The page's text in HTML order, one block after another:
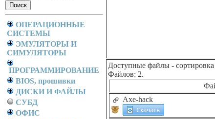
ОПЕРАЦИОННЫЕ
СИСТЕМЫ
ЭМУЛЯТОРЫ И
СИМУЛЯТОРЫ
ПРОГРАММИРОВАНИЕ
BIOS, прошивки
ДИСКИ И ФАЙЛЫ
СУБД
ОФИС
Доступные файлы -
Файлов: 2.
Axe-hack